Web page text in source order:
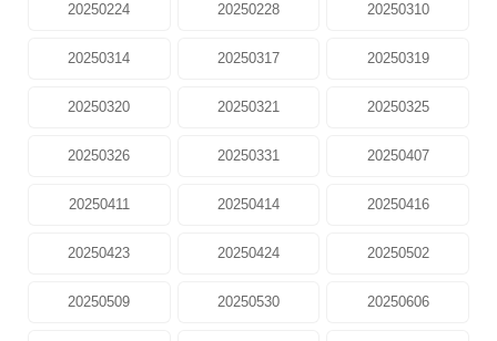
20250224 20250228 20250310
20250314 20250317 20250319
20250320 20250321 20250325
20250326 20250331 20250407
20250411 20250414 20250416
20250423 20250424 20250502
20250509 20250530 20250606